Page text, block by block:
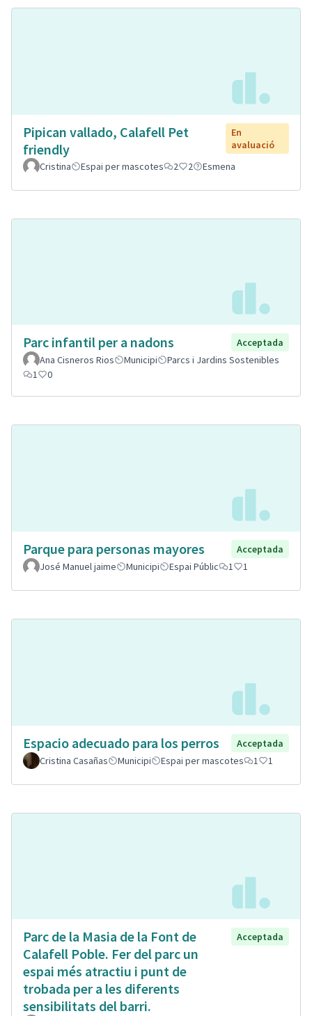
Pipican vallado, Calafell Pet
friendly
En
avaluació
Cristina
Espai per mascotes 2 2 Esmena
Parc infantil per a nadons
Acceptada
Ana Cisneros Rios
Municipi
Parcs i Jardins Sostenibles
1
0
Parque para personas mayores
Acceptada
José Manuel jaime
Municipi Espai Públic 1 1
Espacio adecuado para los perros
Acceptada
Cristina Casañas
Municipi Espai per mascotes 1 1
Parc de la Masia de la Font de
Calafell Poble. Fer del parc un
espai més atractiu i punt de
trobada per a les diferents
sensibilitats del barri.
Acceptada